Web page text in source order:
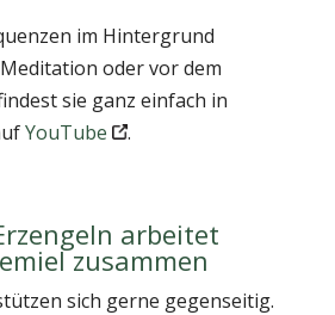
im Hintergrund
oder vor dem
sie ganz einfach in
YouTube .
arbeitet
zusammen
sich gerne gegenseitig.